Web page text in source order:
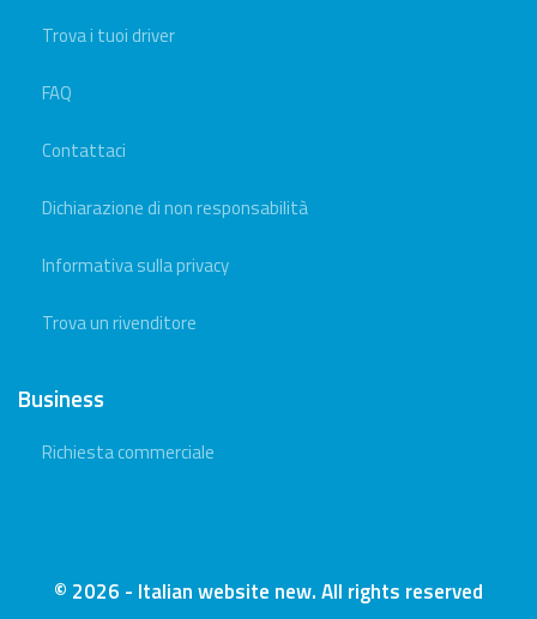
Trova i tuoi driver
FAQ
Contattaci
Dichiarazione di non responsabilità
Informativa sulla privacy
Trova un rivenditore
Business
Richiesta commerciale
© 2026 - Italian website new. All rights reserved